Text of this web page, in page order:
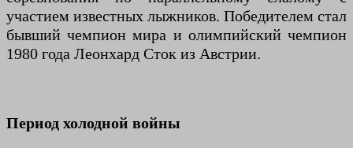
участием известных лыжников. Победителем стал
бывший чемпион мира и олимпийский чемпион
1980 года Леонхард Сток из Австрии.
Период холодной войны